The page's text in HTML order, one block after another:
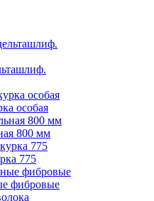
особая
800 мм
775
фибровые